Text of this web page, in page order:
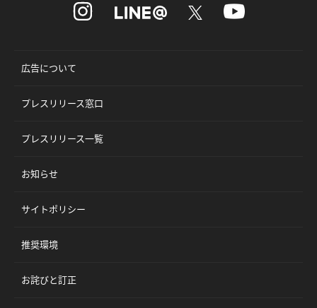
広告について
プレスリリース窓口
プレスリリース一覧
お知らせ
サイトポリシー
推奨環境
お詫びと訂正